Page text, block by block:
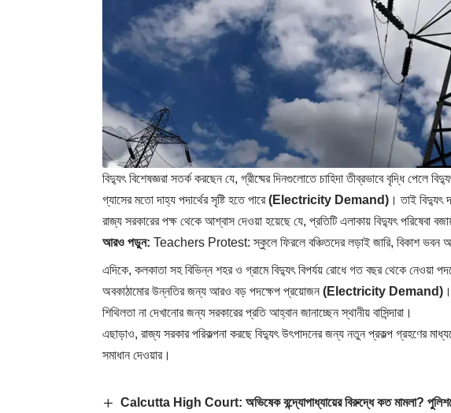
বিদ্যুৎ বিশেষজ্ঞরা সতর্ক করছেন যে, গ্রীষ্মের দিনগুলোতে চাহিদা তীব্রভাবে বৃদ্ধি পেলে
গ্যাসের মতো দাহ্য পদার্থের সৃষ্টি হতে পারে(Electricity Demand) । তাই বিদ্যুৎ
রাজ্য সরকারের পক্ষ থেকে আশ্বাস দেওয়া হয়েছে যে, প্রতিটি এলাকায় বিদ্যুৎ পরিষেবা
আরও পড়ুন: Teachers Protest: স্কুলে ফিরলে বঞ্চিতদের লড়াই জারি, বিকাশ ভবন
এদিকে, কলকাতা সহ বিভিন্ন শহর ও গ্রামে বিদ্যুৎ বিপর্যয় রোধে গত বছর থেকে নেওয়া
অবকাঠামোর উন্নতির জন্য আরও বড় পদক্ষেপ প্রয়োজন (Electricity Demand)
শিথিলতা না দেখানোর জন্য সরকারের প্রতি আহ্বান জানাচ্ছেন স্থানীয় বাসিন্দারা।
এছাড়াও, রাজ্য সরকার পরিকল্পনা করছে বিদ্যুৎ উৎপাদনের জন্য নতুন প্রকল্প গ্রহণের
সমাধান দেওয়ার।
Calcutta High Court: অভিষেক বন্দ্যোপাধ্যায়ের বিরুদ্ধে কত মামলা? পুলিশকে